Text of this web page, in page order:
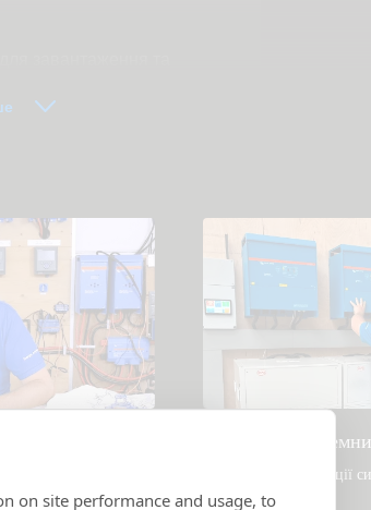
on site performance and usage, to
Приклади
Популярні конструкції